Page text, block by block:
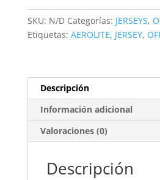
Skill
Burgundy
SKU: N/D Categorías: JERSEYS,
Etiquetas: AEROLITE, JERSEY,
Descripción
Información adicional
Valoraciones (0)
Descripción